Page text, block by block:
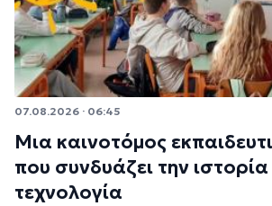
07.08.2026 · 06:45
Μια καινοτόμος
που συνδυάζει την ιστορία
τεχνολογία